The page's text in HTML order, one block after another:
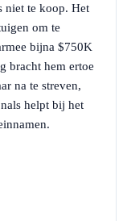
niet te koop. Het
om te
bijna $750K
bracht hem ertoe
na te streven,
helpt bij het